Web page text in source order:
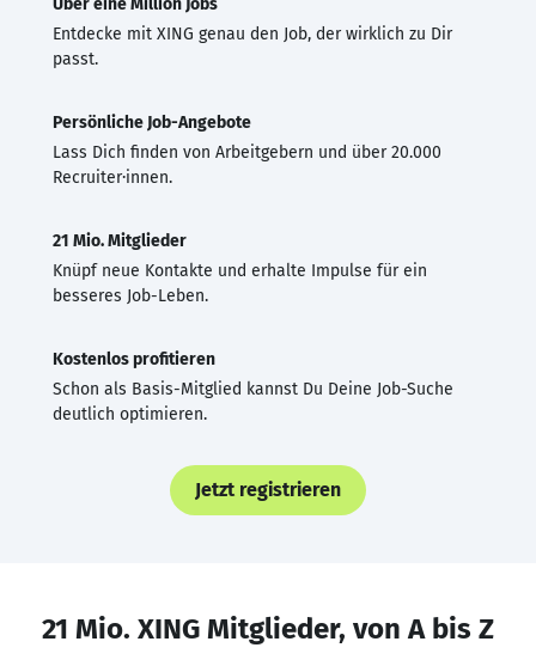
Entdecke mit XING genau den Job, der wirklich zu Dir
passt.
Persönliche Job-Angebote
Lass Dich finden von Arbeitgebern und über 20.000
Recruiter·innen.
21 Mio. Mitglieder
Knüpf neue Kontakte und erhalte Impulse für ein
besseres Job-Leben.
Kostenlos profitieren
Schon als Basis-Mitglied kannst Du Deine Job-Suche
deutlich optimieren.
Jetzt registrieren
21 Mio. XING Mitglieder, von A bis Z